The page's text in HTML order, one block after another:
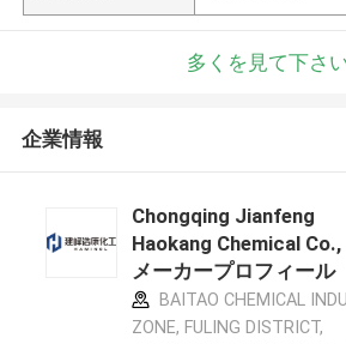
多くを見て下さ
企業情報
Chongqing Jianfeng
Haokang Chemical
メーカープロフィール
BAITAO CHEMICAL
ZONE, FULING DISTRICT,